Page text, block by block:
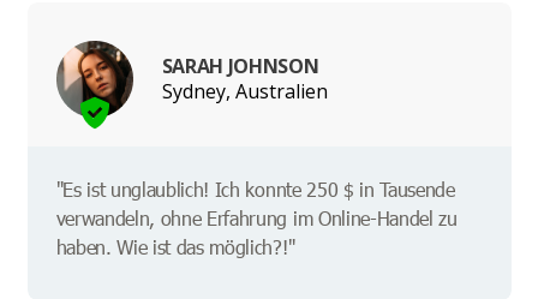
SARAH JOHNSON
Sydney, Australien
"Es ist unglaublich! Ich konnte 250 $ in Tausende
verwandeln, ohne Erfahrung im Online-Handel zu
haben. Wie ist das möglich?!"